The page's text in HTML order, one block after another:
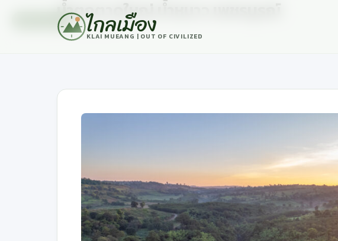
ไกลเมือง
KLAI MUEANG | OUT OF CIVILIZED
เที่ยวน้ำตกน้ำตกตาดใหญ่ น้ำหนาว เพชรบูรณ์
23 กันยายน, 2023